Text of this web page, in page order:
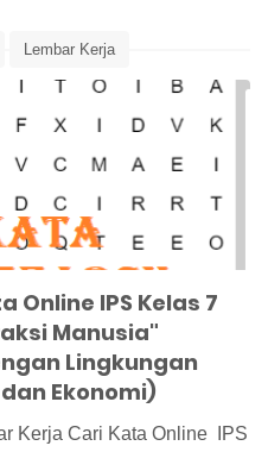
Lembar Kerja
Word Search
Online IPS Kelas 7
Manusia"
Lingkungan
Ekonomi)
Kerja Cari Kata Online IPS